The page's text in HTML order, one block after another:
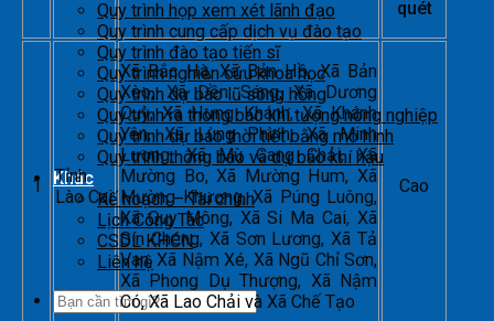
Quy trình họp xem xét lãnh đạo
Quy trình cung cấp dịch vụ đào tạo
Quy trình đào tạo tiến sĩ
Quy trình nghiên cứu khoa học
Quy trình dự báo lũ sông hồng
Quy trình ra thông báo khí tượng nông nghiệp
Quy trình dự báo thời tiết bằng mô hình
Quy trình thông báo và dự báo khí hậu
Khác
Kế hoạch – Tài chính
Lịch Công Tác
CSDL KHCN
Liên hệ
quét
1
Tỉnh
Lào Cai
Xã Bắc Hà, Xã Bản Hồ, Xã Bản
Xèo, Xã Dền Sáng, Xã Dương
Quỳ, Xã Hưng Khánh, Xã Khánh
Yên, Xã Lùng Phình, Xã Minh
Lương, Xã Mù Cang Chải, Xã
Mường Bo, Xã Mường Hum, Xã
Mường Khương, Xã Púng Luông,
Xã Quy Mông, Xã Si Ma Cai, Xã
Sín Chéng, Xã Sơn Lương, Xã Tả
Van, Xã Nậm Xé, Xã Ngũ Chỉ Sơn,
Xã Phong Dụ Thượng, Xã Nậm
Có, Xã Lao Chải và Xã Chế Tạo
Cao